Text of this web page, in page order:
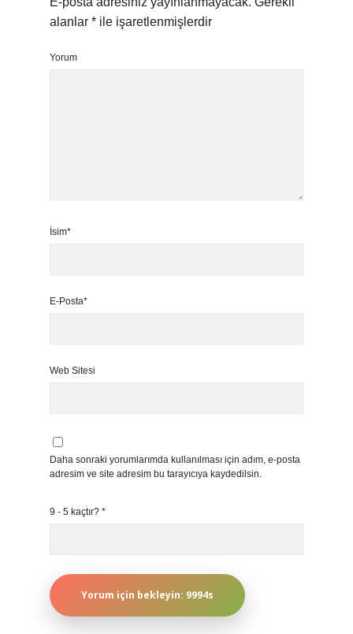
alanlar * ile işaretlenmişlerdir
Yorum
İsim*
E-Posta*
Web Sitesi
Daha sonraki yorumlarımda kullanılması için adım, e-posta
adresim ve site adresim bu tarayıcıya kaydedilsin.
9 - 5 kaçtır? *